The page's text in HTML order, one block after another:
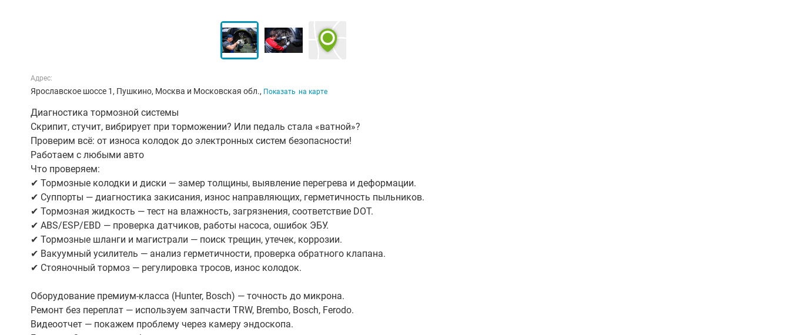
Адрес:
Ярославское шоссе 1, Пушкино, Москва и Московская обл., Показать на карте
Диагностика тормозной системы
Скрипит, стучит, вибрирует при торможении? Или педаль стала «ватной»?
Проверим всё: от износа колодок до электронных систем безопасности!
Работаем с любыми авто
Что проверяем:
✔ Тормозные колодки и диски — замер толщины, выявление перегрева и деформации.
✔ Суппорты — диагностика закисания, износ направляющих, герметичность пыльников.
✔ Тормозная жидкость — тест на влажность, загрязнения, соответствие DOT.
✔ ABS/ESP/EBD — проверка датчиков, работы насоса, ошибок ЭБУ.
✔ Тормозные шланги и магистрали — поиск трещин, утечек, коррозии.
✔ Вакуумный усилитель — анализ герметичности, проверка обратного клапана.
✔ Стояночный тормоз — регулировка тросов, износ колодок.
Оборудование премиум-класса (Hunter, Bosch) — точность до микрона.
Ремонт без переплат — используем запчасти TRW, Brembo, Bosch, Ferodo.
Видеоотчет — покажем проблему через камеру эндоскопа.